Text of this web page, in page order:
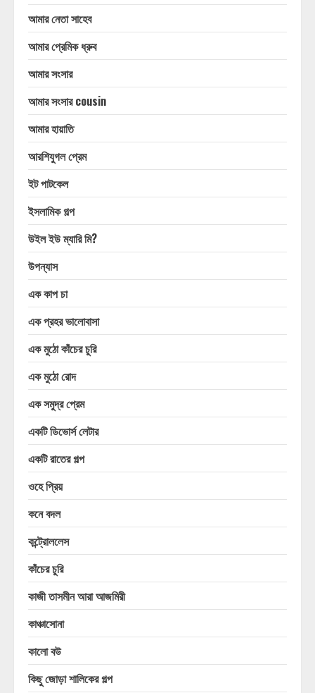
আমার নেতা সাহেব
আমার প্রেমিক ধ্রুব
আমার সংসার
আমার সংসার cousin
আমার হায়াতি
আরশিযুগল প্রেম
ইট পাটকেল
ইসলামিক গল্প
উইল ইউ ম্যারি মি?
উপন্যাস
এক কাপ চা
এক প্রহর ভালোবাসা
এক মুঠো কাঁচের চুরি
এক মুঠো রোদ
এক সমুদ্র প্রেম
একটি ডিভোর্স লেটার
একটি রাতের গল্প
ওহে প্রিয়
কনে বদল
কন্ট্রোললেস
কাঁচের চুরি
কাজী তাসমীন আরা আজমিরী
কাঞ্চাসোনা
কালো বউ
কিছু জোড়া শালিকের গল্প